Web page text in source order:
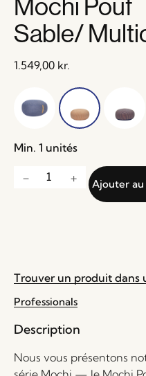
Sable/
1.549,00 kr.
Min. 1 unités
Ajouter
Trouver un produit dans
Professionals
Description
Nous vous présentons